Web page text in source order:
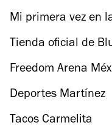
libre
Mi primera vez en
Tienda oficial de
Freedom Arena
Deportes Martínez
Tacos Carmelita